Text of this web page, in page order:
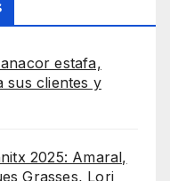
estafa,
sus clientes y
2025: Amaral,
Grasses, Lori